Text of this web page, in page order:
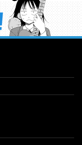
ンプルーキー！